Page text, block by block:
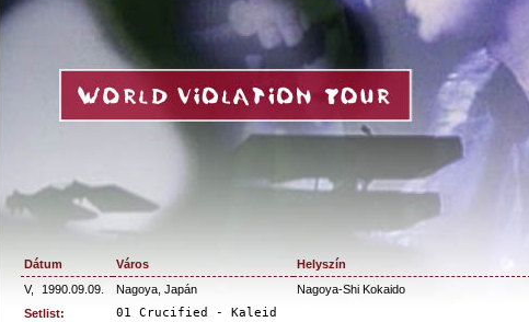
Dátum Város
Helyszín
V,
1990.09.09. Nagoya, Japán
Nagoya-Shi Kokaido
Setlist:
01 Crucified - Kaleid